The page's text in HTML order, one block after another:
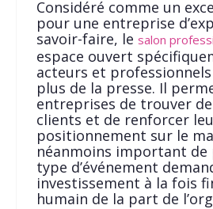
Considéré comme un
pour une entreprise
savoir-faire, le salon
espace ouvert
acteurs et
plus de la presse. Il
entreprises de trouver
clients et de renforcer
positionnement sur le
néanmoins important de
type d’événement
investissement à la fois
humain de la part de